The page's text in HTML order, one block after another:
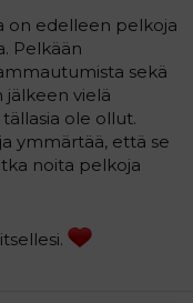
on edelleen pelkoja
Pelkään
sekä
jälkeen vielä
ole ollut.
ymmärtää, että se
noita pelkoja